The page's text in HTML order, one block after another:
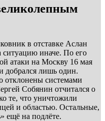
в отставке Аслан
ситуацию иначе. По его
атаки на Москву 16 мая
добрался лишь один.
отклонены системами
Собянин отчитался о
те, что уничтожили
и областью. Остальные,
ещё на подлёте.